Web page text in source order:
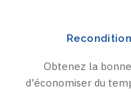
Obtenez la
d'économiser du